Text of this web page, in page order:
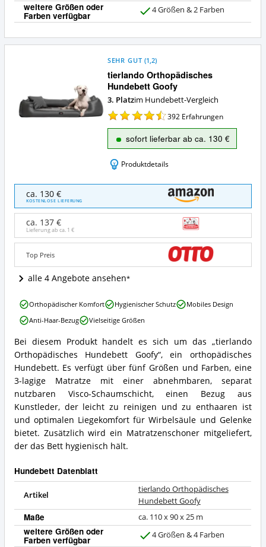
weitere Größen oder
Farben verfügbar 4 Größen & 2 Farben
tierlando Orthopädisches
Hundebett Goofy
SEHR GUT (1,2)
3. Platzim Hundebett-Vergleich
392 Erfahrungen
sofort lieferbar ab ca. 130 €
Produktdetails
tierlando
Orthopädisches
Hundebett
Goofy
Angebote:
Wo
dieses
Hundebett
erhältlich?
ca. 130 €
KOSTENLOSE LIEFERUNG
ca. 137 €
Lieferung ab ca. 1 €
Top Preis
alle 4 Angebote ansehen
tierlando
Orthopädisches
Hundebett
Goofy
Zusammenfassung:
Was
bietet
dieses
Hundebett?
Bei diesem Produkt handelt es sich um das „tierlando
Orthopädisches Hundebett Goofy“, ein orthopädisches
Hundebett. Es verfügt über fünf Größen und Farben, eine
3-lagige Matratze mit einer abnehmbaren, separat
nutzbaren Visco-Schaumschicht, einen Bezug aus
Kunstleder, der leicht zu reinigen und zu enthaaren ist
und optimalen Liegekomfort für Wirbelsäule und Gelenke
bietet. Zusätzlich wird ein Matratzenschoner mitgeliefert,
der das Bett hygienisch hält.
Hundebett Datenblatt
Artikel
tierlando Orthopädisches
Hundebett Goofy
Maße ca. 110 x 90 x 25 m
weitere Größen oder
Farben verfügbar 4 Größen & 4 Farben
tierlando
Orthopädisches
Hundebett
Vorteile:
Was
spricht
für
dieses
Hundebett?
Orthopädischer Komfort Hygienischer Schutz
Mobiles Design
Anti-Haar-Bezug
Vielseitige Größen